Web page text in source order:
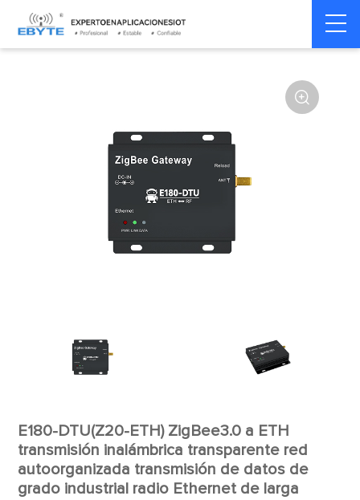
Home > Módem >
inalámbrico

E180-DTU(Z20-ETH) ZigBee3.0 a ETH
transmisión inalámbrica transparente red
autoorganizada transmisión de datos de
grado industrial radio Ethernet de larga